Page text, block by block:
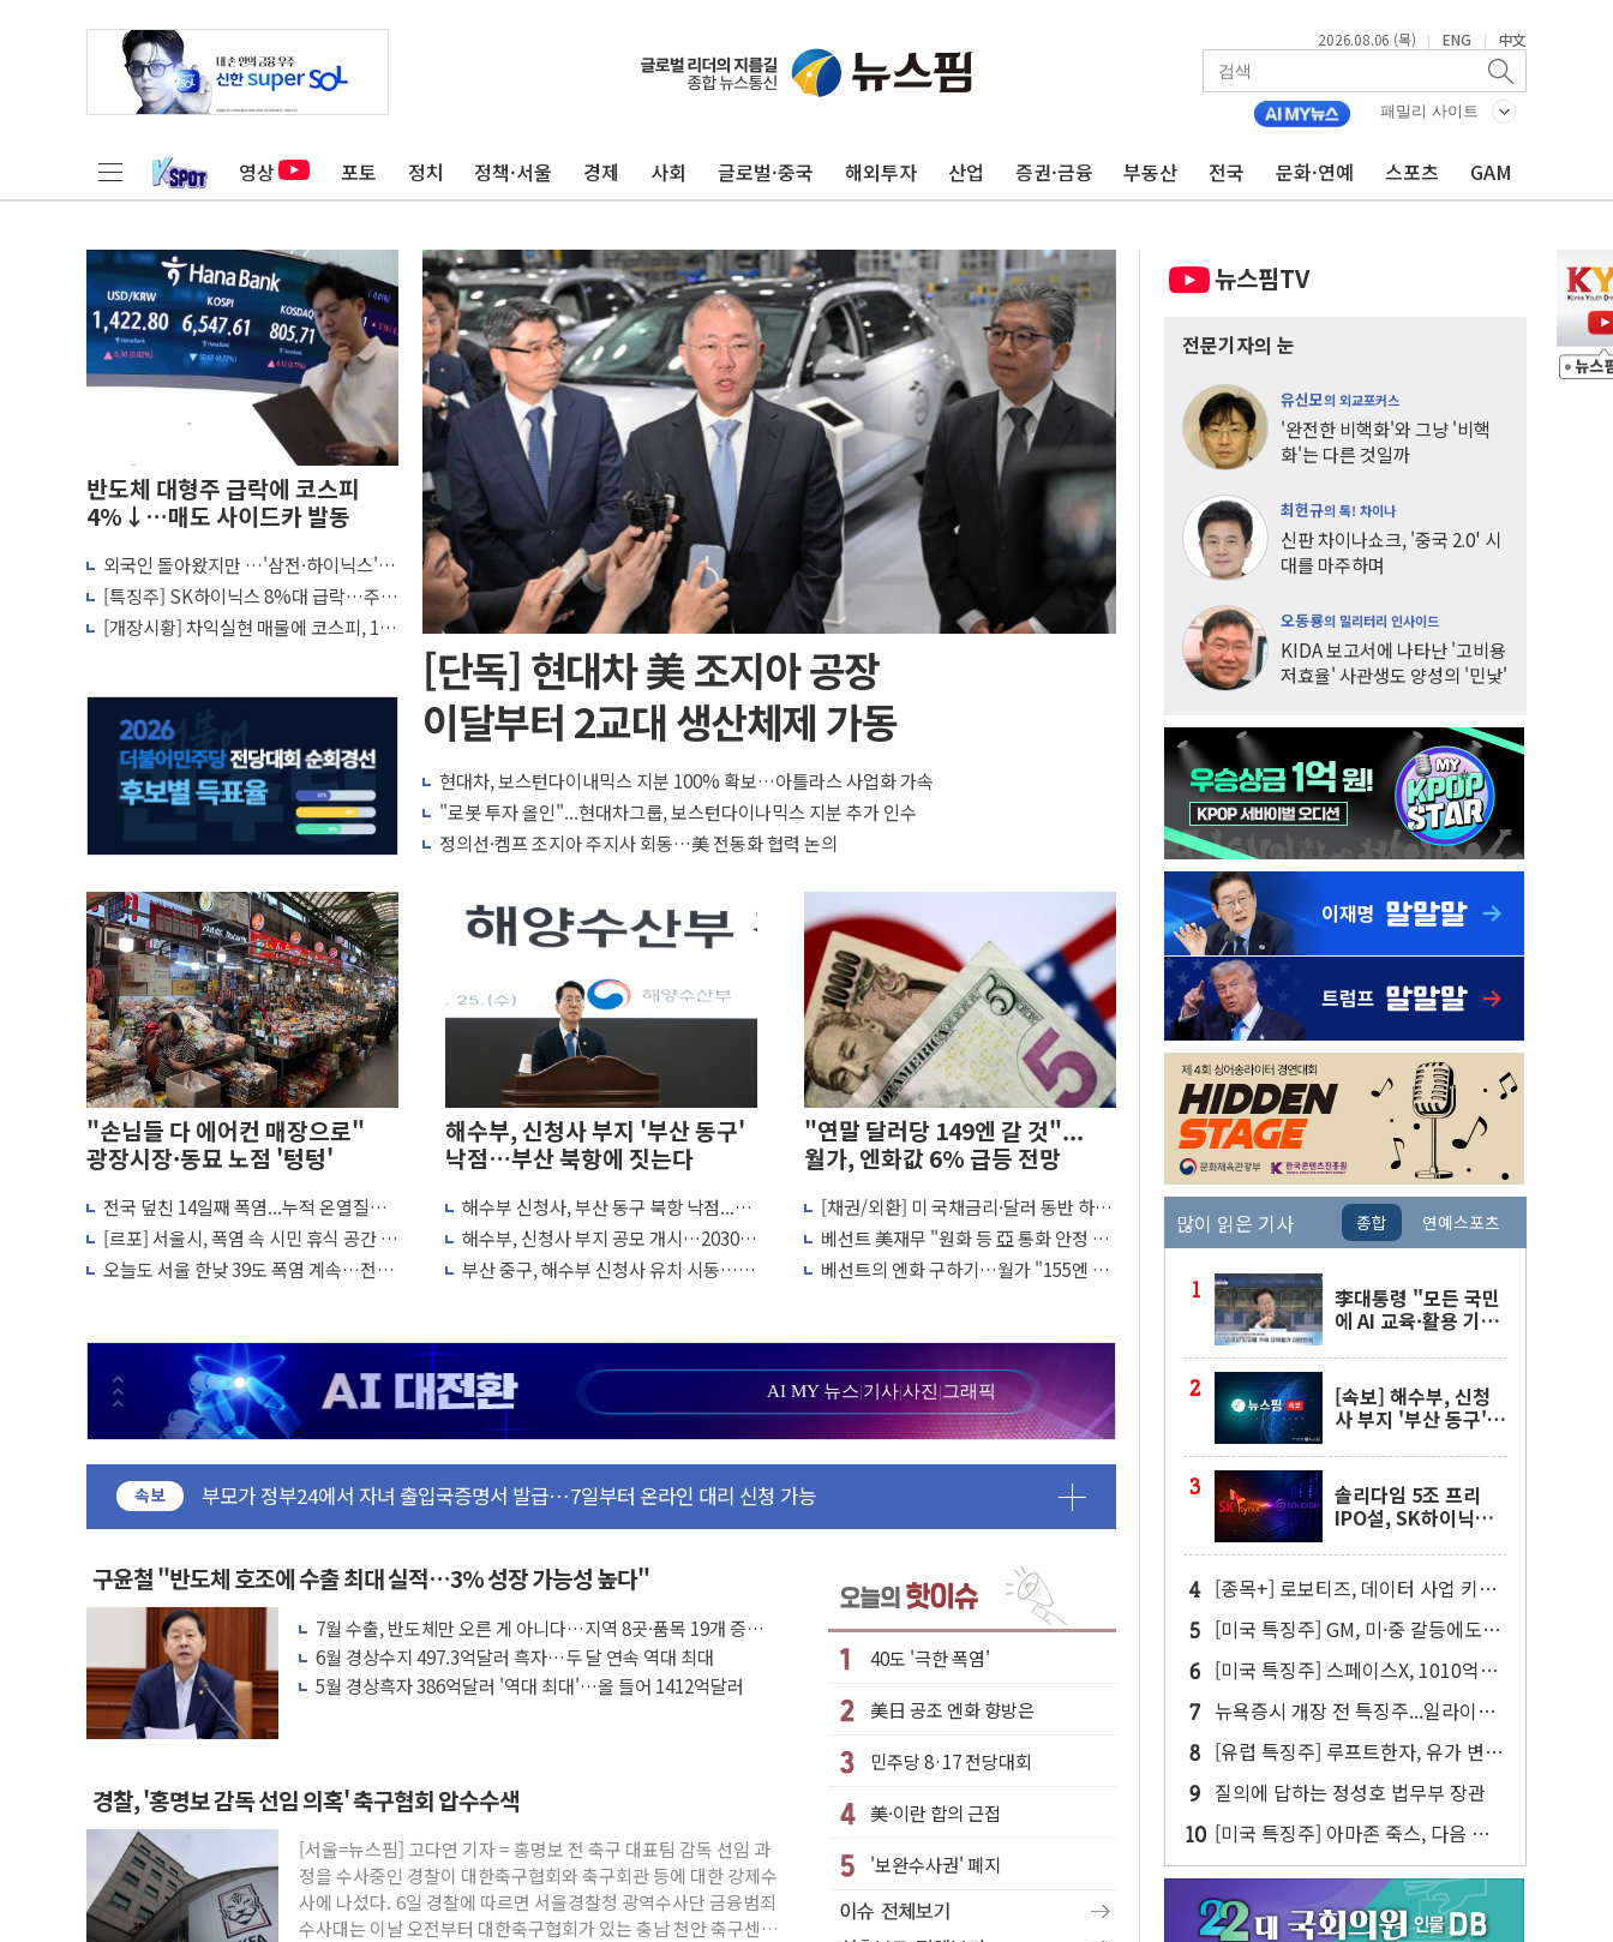
2026.08.06 (목) | ENG | 中文
패밀리 사이트
영상 포토 정치 정책·서울 경제 사회 글로벌·중국 해외투자 산업 증권·금융 부동산 전국 문화·연예 스포츠 GAM
반도체 대형주 급락에 코스피
4%↓…매도 사이드카 발동
외국인 돌아왔지만 …'삼전·하이닉스'는
사고 급등주는 팔았다
[특징주] SK하이닉스 8%대 급락…주주
환원·솔리다임 이슈 부각
[개장시황] 차익실현 매물에 코스피, 1%
[단독] 현대차 美 조지아 공장
이달부터 2교대 생산체제 가동
현대차, 보스턴다이내믹스 지분 100% 확보…아틀라스 사업화 가속
"로봇 투자 올인"...현대차그룹, 보스턴다이나믹스 지분 추가 인수
정의선·켐프 조지아 주지사 회동…美 전동화 협력 논의
"손님들 다 에어컨 매장으로"
광장시장·동묘 노점 '텅텅'
전국 덮친 14일째 폭염...누적 온열질환
2441명·사망 21명
[르포] 서울시, 폭염 속 시민 휴식 공간 강
화…열섬현상 완화에 집중
오늘도 서울 한낮 39도 폭염 계속…전북
해수부, 신청사 부지 '부산 동구'
낙점…부산 북항에 짓는다
해수부 신청사, 부산 동구 북항 낙점...교
통 편하고 기관 밀집
해수부, 신청사 부지 공모 개시…2030년
준공 예정
부산 중구, 해수부 신청사 유치 시동…주
"연말 달러당 149엔 갈 것"...
월가, 엔화값 6% 급등 전망
[채권/외환] 미 국채금리·달러 동반 하
락…유가 안정에 9월 금리 인상 기대 '후
퇴'
베선트 美재무 "원화 등 亞 통화 안정 위
해 엔화 매수 개입"
베선트의 엔화 구하기…월가 "155엔 못
AI MY 뉴스|기사|사진 |그래픽
속보
운수업·기업활동 '원스톱'으로...데이터처, 기업 3만1000곳 경제통계조사
[르포] 폭염 속 '자폭 드론' 첫 실사격…미 해병대, 한반도 지형서 FPV 공격훈련 공개
공정위 "국고채 PD 15곳, 관행 아닌 담합…76조2000억 입찰 영향"
정부, 한화오션·에코프로비엠 등 '슈퍼을' 5곳 선정...소부장 핵심기업 추가 육성
국표원, 해외직구 물놀이기구·유아용품 등 94개 제품 안전기준 '부적합'
쉐이크쉑, 남양주 현대아울렛에 '다산점' 열어
부모가 정부24에서 자녀 출입국증명서 발급…7일부터 온라인 대리 신청 가능
소방청, 전국 시·도 구급과장 회의…중증환자 이송체계 전국 확대 점검
'달라진 임신·출산·육아 지원 한눈에'…인사처, 공무원 인사제도 안내서 발간
정부혁신 우수사례 세계에 알린다…식약처 AI 심사·소방청 119안심콜 영문 영상 제작
정청래 "2차 TV토론으로 게임 끝…김민석, 신천지 허위신고에 배신 사과 안 해"
윤상현, 사관학교 통합 비판…"국방개혁은 정치적 감정 따라 추진해선 안 돼"
펄어비스, 붉은사막 영상 콘테스트 '비욘드 디 어비스' 수상작 발표
현대리바트, '2026 코리아빌드위크' 참가…리모델링 상담 제공
[K메이커] 코셔에서 할랄까지…대상, 종가가 넘은 건 국경 아닌 '식문화 장벽'
[특징주] 비철금속 업종 11% 급등…구리 가격 상승 전망 부각
흥국자산운용, 코스닥 성장주 담은 채권혼합 펀드 2종 출시
외국인 돌아왔지만 …'삼전·하이닉스'는 사고 급등주는 팔았다
"월가 큰손들을 털어라" 동시다발 해킹 공격...이번에도 이란 작품?
구윤철 "반도체 호조에 수출 최대 실적…3% 성장 가능성 높다"
7월 수출, 반도체만 오른 게 아니다…지역 8곳·품목 19개 증가
세 '뚜렷'
6월 경상수지 497.3억달러 흑자…두 달 연속 역대 최대
5월 경상흑자 386억달러 '역대 최대'…올 들어 1412억달러
경찰, '홍명보 감독 선임 의혹' 축구협회 압수수색
[서울=뉴스핌] 고다연 기자 = 홍명보 전 축구 대표팀 감독 선임 과
정을 수사중인 경찰이 대한축구협회와 축구회관 등에 대한 강제수
사에 나섰다. 6일 경찰에 따르면 서울경찰청 광역수사단 금융범죄
수사대는 이날 오전부터 대한축구협회가 있는 충남 천안 축구센터
40도 '극한 폭염'
美日 공조 엔화 향방은
민주당 8·17 전당대회
美·이란 합의 근접
'보완수사권' 폐지
뉴스핌TV
전문기자의 눈
유신모의 외교포커스
'완전한 비핵화'와 그냥 '비핵
화'는 다른 것일까
최헌규의 톡! 차이나
신판 차이나쇼크, '중국 2.0' 시
대를 마주하며
오동룡의 밀리터리 인사이드
KIDA 보고서에 나타난 '고비용
저효율' 사관생도 양성의 '민낯'
많이 읽은 기사 종합 연예스포츠
李대통령 "모든 국민
에 AI 교육·활용 기회
확대 강조
[속보] 해수부, 신청
사 부지 '부산 동구'
솔리다임 5조 프리
IPO설, SK하이닉스
[종목+] 로보티즈, 데이터 사업 키운
다…내년 '데이터 팩토리' 가동
[미국 특징주] GM, 미·중 갈등에도
中 합작 2047년까지 연장
[미국 특징주] 스페이스X, 1010억달
러 락업 해제 앞두고 주가 압박 가중
뉴욕증시 개장 전 특징주...일라이릴
리·아리스타네트웍스·디즈니↑ VS
써클·AMD·핀터레스트↓
[유럽 특징주] 루프트한자, 유가 변동
성에 연간 실적 전망 낮춰
질의에 답하는 정성호 법무부 장관
[미국 특징주] 아마존 죽스, 다음 주
라스베이거스에서 유료 로보택시 운
행 시작